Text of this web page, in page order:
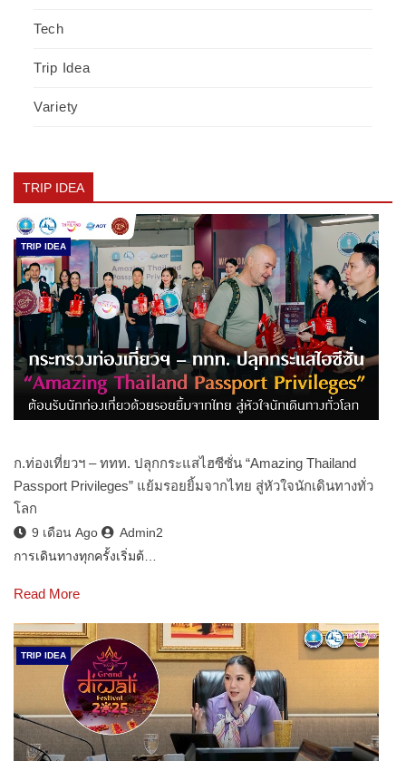
Tech
Trip Idea
Variety
TRIP IDEA
TRIP IDEA
ก.ท่องเที่ยวฯ – ททท. ปลุกกระแสไฮซีซั่น “Amazing Thailand
Passport Privileges” แย้มรอยยิ้มจากไทย สู่หัวใจนักเดินทางทั่ว
โลก
9 เดือน Ago
Admin2
การเดินทางทุกครั้งเริ่มต้…
Read More
TRIP IDEA